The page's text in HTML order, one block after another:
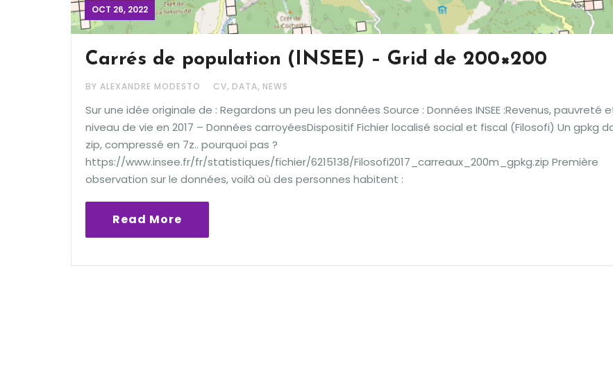
OCT 26, 2022
Carrés de population (INSEE) – Grid de 200×200
BY ALEXANDRE MODESTO CV, DATA, NEWS
Sur une idée originale de : Regardons un peu les données Source : Données INSEE :Revenus, pauvreté
niveau de vie en 2017 – Données carroyéesDispositif Fichier localisé social et fiscal (Filosofi) Un gpkg
zip, compressé en 7z.. pourquoi pas ?
https://www.insee.fr/fr/statistiques/fichier/6215138/Filosofi2017_carreaux_200m_gpkg.zip Première
observation sur le données, voilà où des personnes habitent :
Read More